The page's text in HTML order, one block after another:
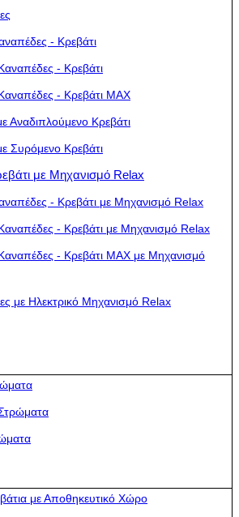
- Κρεβάτι
- Κρεβάτι
- Κρεβάτι MAX
Αναδιπλούμενο Κρεβάτι
Συρόμενο Κρεβάτι
με Μηχανισμό Relax
- Κρεβάτι με Μηχανισμό Relax
Καναπέδες - Κρεβάτι με Μηχανισμό Relax
Καναπέδες - Κρεβάτι MAX με Μηχανισμό
με Ηλεκτρικό Μηχανισμό Relax
με Αποθηκευτικό Χώρο